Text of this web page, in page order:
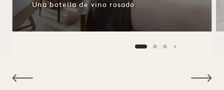
Una botella de vino rosado